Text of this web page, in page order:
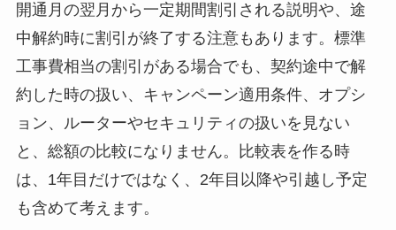
開通月の翌月から一定期間割引される説明や、途
中解約時に割引が終了する注意もあります。標準
工事費相当の割引がある場合でも、契約途中で解
約した時の扱い、キャンペーン適用条件、オプシ
ョン、ルーターやセキュリティの扱いを見ない
と、総額の比較になりません。比較表を作る時
は、1年目だけではなく、2年目以降や引越し予定
も含めて考えます。